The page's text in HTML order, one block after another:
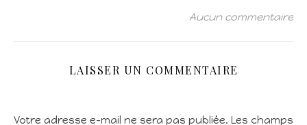
Aucun commentaire
LAISSER UN COMMENTAIRE
Votre adresse e-mail ne sera pas publiée. Les champs